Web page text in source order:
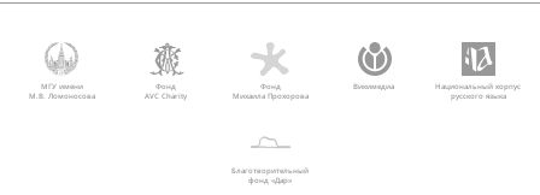
МГУ имени
М.В. Ломоносова
Фонд
AVC Charity
Фонд
Михаила Прохорова
Викимедиа
Национальный корпус
русского языка
Благотворительный
фонд «Дар»